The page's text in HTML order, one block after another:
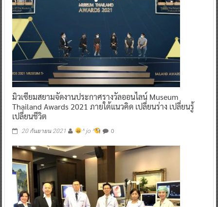
มิวเซียมสยามจัดงานประกาศรางวัลออนไลน์ Museum
Thailand Awards 2021 ภายใต้แนวคิด เปลี่ยนร่าง เปลี่ยนรู้
เปลี่ยนชีวิต
20 กันยายน 2021 ^ jo ^ 0